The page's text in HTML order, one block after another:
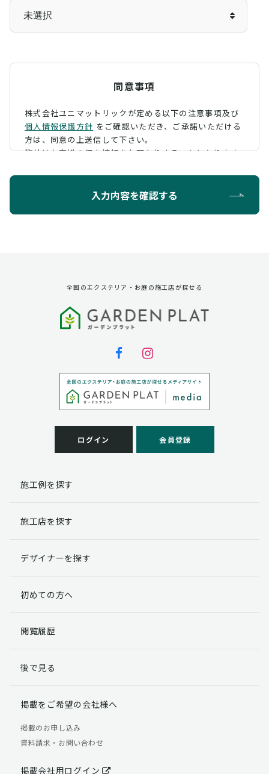
同意事項
株式会社ユニマットリックが定める以下の注意事項及び
個人情報保護方針 をご確認いただき、 ご承諾いただける
方は、同意の上送信して下さい。
弊社はお客様の個人情報をお預かりすることになります
ように定め、保護に努めております。
第三者への提供
弊社は法律で定められている場合を除いて、お客様の個
個人情報の取扱い業務の委託
弊社は事業運営上、お客様により良いサービスを提供す
るために業務の一部を外部に委託しており、業務委託先
客様には、貴殿の個人情報の利用目的の通知、開示、訂
理・機密保持などによりお客様の個人情報の漏洩防止に
個人情報提出の任意性
す。
らかじめご了承ください。
個人情報の開示請求について
る権利があります。
「個人情報の取り扱いについて」
【お問合せ先】 個人情報問合せ窓口
TEL：03-5411-7891（平日9:00 ～ 18:00）
入力内容を確認する
全国のエクステリア・お庭の施工店が探せる
ログイン 会員登録
施工例を探す
施工店を探す
デザイナーを探す
初めての方へ
閲覧履歴
後で見る
掲載をご希望の会社様へ
掲載のお申し込み
資料請求・お問い合わせ
掲載会社用ログイン